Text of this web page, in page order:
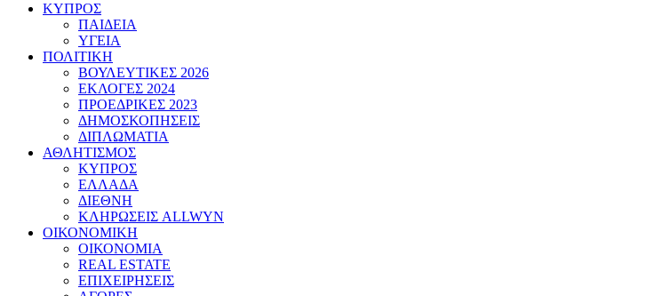
ΚΥΠΡΟΣ
ΠΑΙΔΕΙΑ
ΥΓΕΙΑ
ΠΟΛΙΤΙΚΗ
ΒΟΥΛΕΥΤΙΚΕΣ 2026
ΕΚΛΟΓΕΣ 2024
ΠΡΟΕΔΡΙΚΕΣ 2023
ΔΗΜΟΣΚΟΠΗΣΕΙΣ
ΔΙΠΛΩΜΑΤΙΑ
ΑΘΛΗΤΙΣΜΟΣ
ΚΥΠΡΟΣ
ΕΛΛΑΔΑ
ΔΙΕΘΝΗ
ΚΛΗΡΩΣΕΙΣ ALLWYN
ΟΙΚΟΝΟΜΙΚΗ
ΟΙΚΟΝΟΜΙΑ
REAL ESTATE
ΕΠΙΧΕΙΡΗΣΕΙΣ